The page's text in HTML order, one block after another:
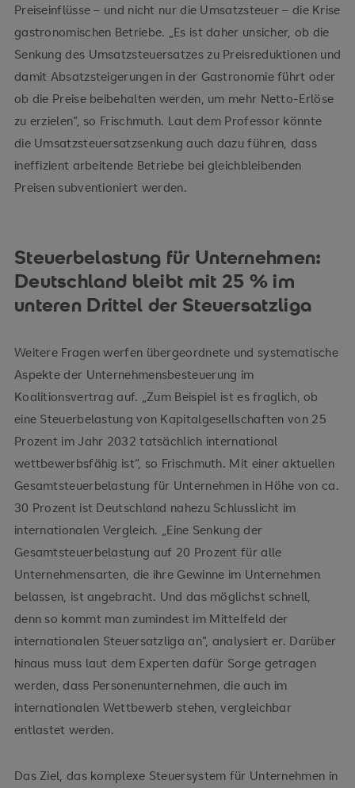
Preiseinflüsse – und nicht nur die Umsatzsteuer – die Krise
gastronomischen Betriebe. „Es ist daher unsicher, ob die
Senkung des Umsatzsteuersatzes zu Preisreduktionen und
damit Absatzsteigerungen in der Gastronomie führt oder
ob die Preise beibehalten werden, um mehr Netto-Erlöse
zu erzielen“, so Frischmuth. Laut dem Professor könnte
die Umsatzsteuersatzsenkung auch dazu führen, dass
ineffizient arbeitende Betriebe bei gleichbleibenden
Preisen subventioniert werden.
Steuerbelastung für Unternehmen:
Deutschland bleibt mit 25 % im
unteren Drittel der Steuersatzliga
Weitere Fragen werfen übergeordnete und systematische
Aspekte der Unternehmensbesteuerung im
Koalitionsvertrag auf. „Zum Beispiel ist es fraglich, ob
eine Steuerbelastung von Kapitalgesellschaften von 25
Prozent im Jahr 2032 tatsächlich international
wettbewerbsfähig ist“, so Frischmuth. Mit einer aktuellen
Gesamtsteuerbelastung für Unternehmen in Höhe von ca.
30 Prozent ist Deutschland nahezu Schlusslicht im
internationalen Vergleich. „Eine Senkung der
Gesamtsteuerbelastung auf 20 Prozent für alle
Unternehmensarten, die ihre Gewinne im Unternehmen
belassen, ist angebracht. Und das möglichst schnell,
denn so kommt man zumindest im Mittelfeld der
internationalen Steuersatzliga an“, analysiert er. Darüber
hinaus muss laut dem Experten dafür Sorge getragen
werden, dass Personenunternehmen, die auch im
internationalen Wettbewerb stehen, vergleichbar
entlastet werden.
Das Ziel, das komplexe Steuersystem für Unternehmen in